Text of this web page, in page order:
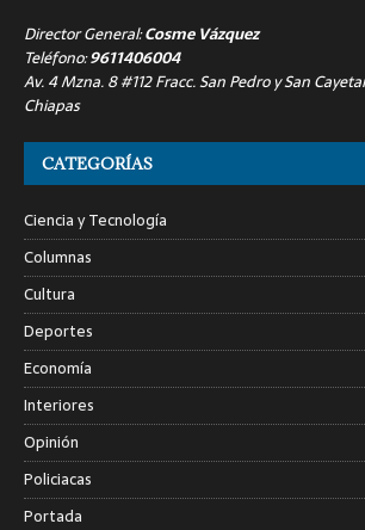
Director General:Cosme Vázquez
Teléfono:9611406004
Av. 4 Mzna. 8 #112 Fracc. San Pedro y San
Chiapas
CATEGORÍAS
Ciencia y Tecnología
Columnas
Cultura
Deportes
Economía
Interiores
Opinión
Policiacas
Portada